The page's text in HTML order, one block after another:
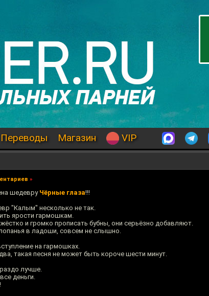
Переводы Магазин VIP
»
шедевру Чёрные глаза!!!
"Калым" несколько не так.
ярости гармошкам.
и громко прописать бубны, они серьёзно добавляют.
в ладоши, совсем не слышно.
на гармошках.
такая песня не может быть короче шести минут.
лучше.
деньги.